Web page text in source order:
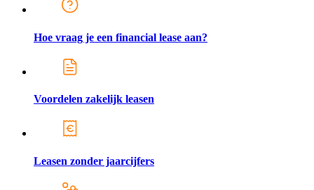
Hoe vraag je een financial lease aan?
Voordelen zakelijk leasen
Leasen zonder jaarcijfers